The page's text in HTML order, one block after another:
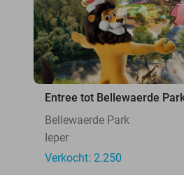
Entree tot Bellewaerde
Bellewaerde Park
Ieper
Verkocht: 2.250